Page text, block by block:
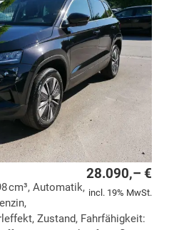
28.090,– €
incl. 19% MwSt.
cm³, Automatik,
Zustand, Fahrfähigkeit: